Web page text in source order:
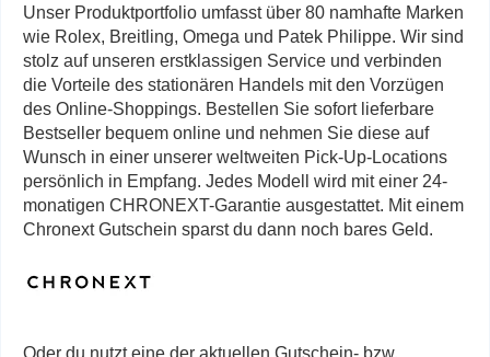
Unser Produktportfolio umfasst über 80 namhafte Marken
wie Rolex, Breitling, Omega und Patek Philippe. Wir sind
stolz auf unseren erstklassigen Service und verbinden
die Vorteile des stationären Handels mit den Vorzügen
des Online-Shoppings. Bestellen Sie sofort lieferbare
Bestseller bequem online und nehmen Sie diese auf
Wunsch in einer unserer weltweiten Pick-Up-Locations
persönlich in Empfang. Jedes Modell wird mit einer 24-
monatigen CHRONEXT-Garantie ausgestattet. Mit einem
Chronext Gutschein sparst du dann noch bares Geld.
Oder du nutzt eine der aktuellen Gutschein- bzw.